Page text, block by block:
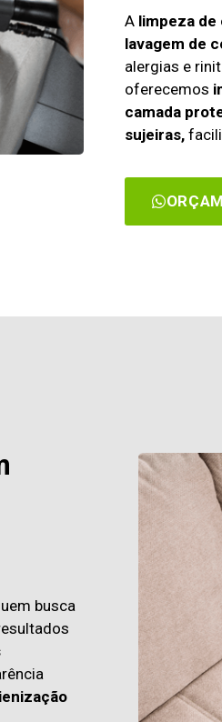
A limpeza de
lavagem de
alergias e
oferecemos
camada
sujeiras,
busca